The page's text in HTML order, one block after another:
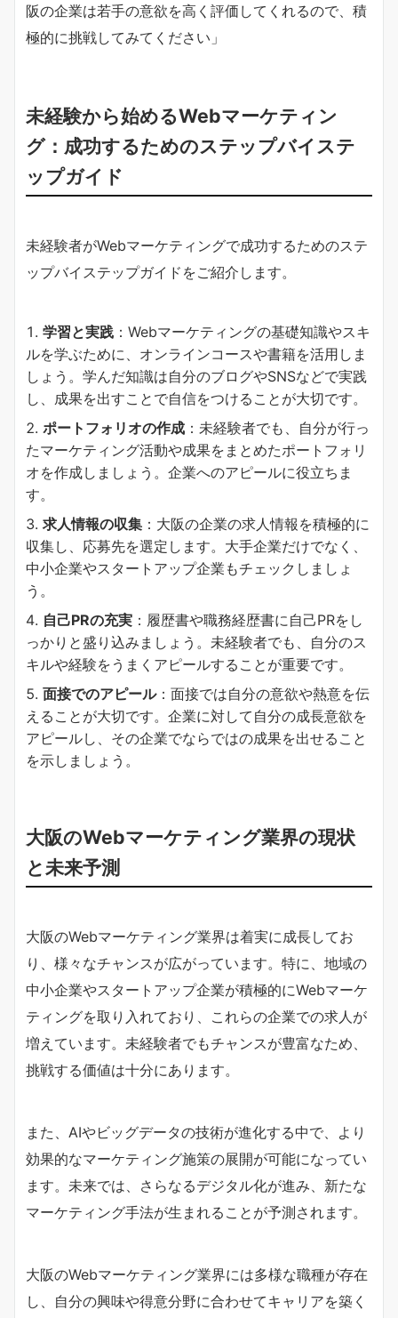
阪の企業は若手の意欲を高く評価してくれるので、積
極的に挑戦してみてください」
未経験から始めるWebマーケティン
グ：成功するためのステップバイステ
ップガイド
未経験者がWebマーケティングで成功するためのステ
ップバイステップガイドをご紹介します。
学習と実践 ：Webマーケティングの基礎知識やスキ
ルを学ぶために、オンラインコースや書籍を活用しま
しょう。学んだ知識は自分のブログやSNSなどで実践
し、成果を出すことで自信をつけることが大切です。
ポートフォリオの作成 ：未経験者でも、自分が行っ
たマーケティング活動や成果をまとめたポートフォリ
オを作成しましょう。企業へのアピールに役立ちま
す。
求人情報の収集 ：大阪の企業の求人情報を積極的に
収集し、応募先を選定します。大手企業だけでなく、
中小企業やスタートアップ企業もチェックしましょ
う。
自己PRの充実 ：履歴書や職務経歴書に自己PRをし
っかりと盛り込みましょう。未経験者でも、自分のス
キルや経験をうまくアピールすることが重要です。
面接でのアピール：面接では自分の意欲や熱意を伝
えることが大切です。企業に対して自分の成長意欲を
アピールし、その企業でならではの成果を出せること
を示しましょう。
大阪のWebマーケティング業界の現状
と未来予測
大阪のWebマーケティング業界は着実に成長してお
り、様々なチャンスが広がっています。特に、地域の
中小企業やスタートアップ企業が積極的にWebマーケ
ティングを取り入れており、これらの企業での求人が
増えています。未経験者でもチャンスが豊富なため、
挑戦する価値は十分にあります。
また、AIやビッグデータの技術が進化する中で、より
効果的なマーケティング施策の展開が可能になってい
ます。未来では、さらなるデジタル化が進み、新たな
マーケティング手法が生まれることが予測されます。
大阪のWebマーケティング業界には多様な職種が存在
し、自分の興味や得意分野に合わせてキャリアを築く